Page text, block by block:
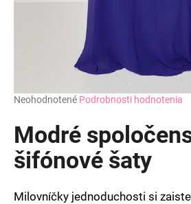
Priemerné
produktu
je
0,0
z
hviezdičiek.
Neohodnotené Podrobnosti hodnotenia
Modré
šifónové šaty
Milovníčky jednoduchosti si